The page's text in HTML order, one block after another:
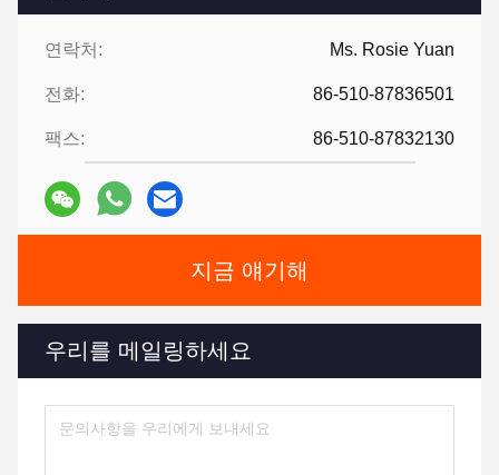
연락처: Ms. Rosie Yuan
전화: 86-510-87836501
팩스: 86-510-87832130
지금 얘기해
우리를 메일링하세요